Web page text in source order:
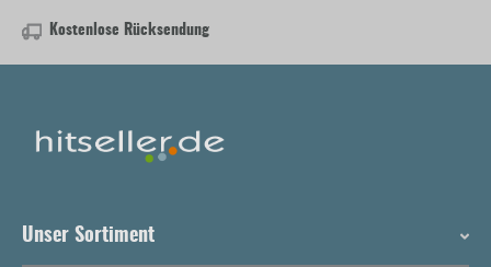
Kostenlose Rücksendung
Unser Sortiment